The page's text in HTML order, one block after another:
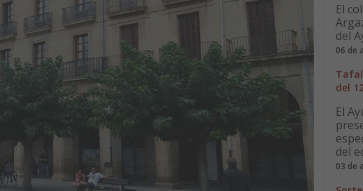
El
del
06 de
del
El
del
03 de